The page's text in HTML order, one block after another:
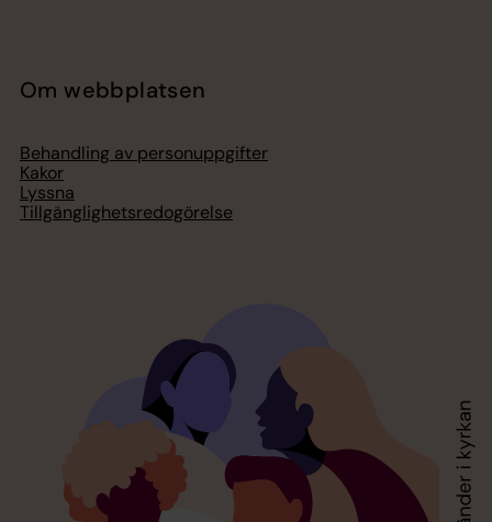
Om webbplatsen
Behandling av personuppgifter
Kakor
Lyssna
Tillgänglighetsredogörelse